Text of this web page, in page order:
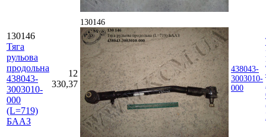
130146
Тяга
рульова
продольна
438043-
3003010-
000
(L=719)
БААЗ
12
330,37
130146
438043-
3003010-
000